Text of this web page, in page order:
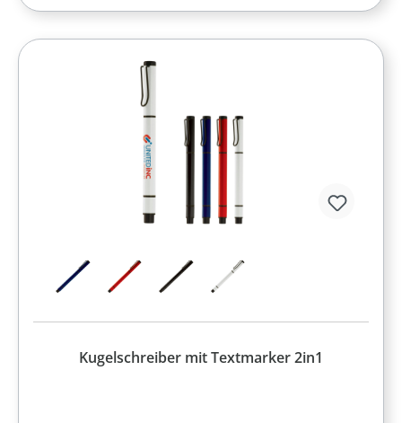
Kugelschreiber mit Textmarker 2in1